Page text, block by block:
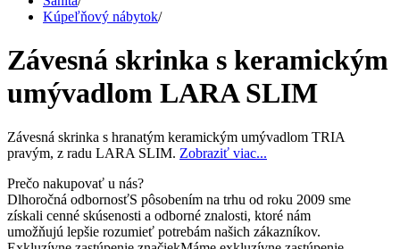
Kúpeľňový nábytok/
Závesná skrinka s keramickým
umývadlom LARA SLIM
Závesná skrinka s hranatým keramickým umývadlom TRIA
pravým, z radu LARA SLIM. Zobraziť viac...
Prečo nakupovať u nás?
Dlhoročná odbornosťS pôsobením na trhu od roku 2009 sme
získali cenné skúsenosti a odborné znalosti, ktoré nám
umožňujú lepšie rozumieť potrebám našich zákazníkov.